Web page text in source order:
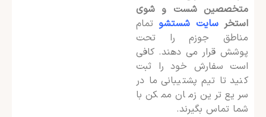
متخصصین شست و شوی
استخر سایت شستشوتمام
مناطق جوزم را تحت
پوشش قرار می دهند. کافی
است سفارش خود را ثبت
کنید تا تیم پشتیبانی ما در
سریع ترین زمان ممکن با
شما تماس بگیرند.